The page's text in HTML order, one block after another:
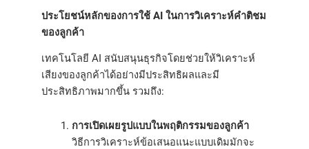
ประโยชน์หลักของการใช้ AI ในการวิเคราะห์คำติชม
ของลูกค้า
เทคโนโลยี AI สนับสนุนธุรกิจโดยช่วยให้วิเคราะห์
เสียงของลูกค้าได้อย่างมีประสิทธิผลและมี
ประสิทธิภาพมากขึ้น รวมถึง:
การเปิดเผยรูปแบบในพฤติกรรมของลูกค้า
วิธีการวิเคราะห์ข้อเสนอแนะแบบเดิมมักจะ